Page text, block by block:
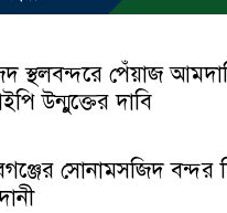
স্থলবন্দরে পেঁয়াজ
উন্মুক্তের দাবি
সোনামসজিদ